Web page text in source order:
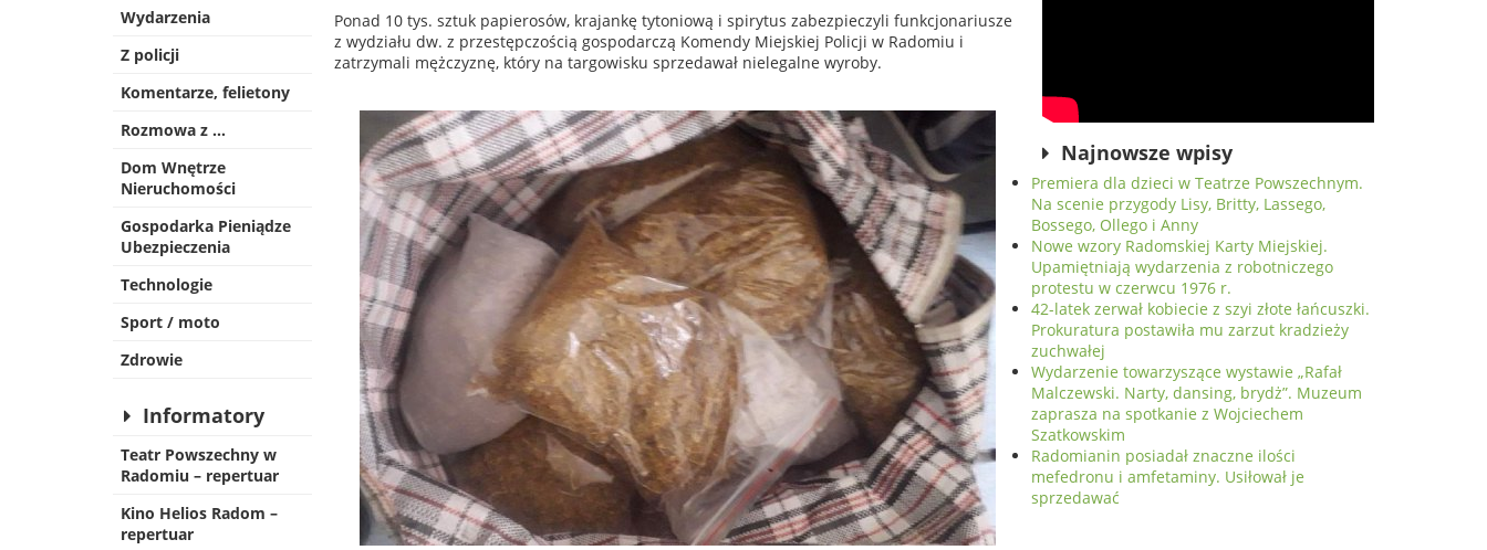
Wydarzenia
Z policji
Komentarze, felietony
Rozmowa z …
Dom Wnętrze
Nieruchomości
Gospodarka Pieniądze
Ubezpieczenia
Technologie
Sport / moto
Zdrowie
Informatory
Teatr Powszechny w
Radomiu – repertuar
Kino Helios Radom –
repertuar
Ponad 10 tys. sztuk papierosów, krajankę tytoniową i spirytus zabezpieczyli funkcjonariusze
z wydziału dw. z przestępczością gospodarczą Komendy Miejskiej Policji w Radomiu i
zatrzymali mężczyznę, który na targowisku sprzedawał nielegalne wyroby.
Najnowsze wpisy
Premiera dla dzieci w Teatrze Powszechnym.
Na scenie przygody Lisy, Britty, Lassego,
Bossego, Ollego i Anny
Nowe wzory Radomskiej Karty Miejskiej.
Upamiętniają wydarzenia z robotniczego
protestu w czerwcu 1976 r.
42-latek zerwał kobiecie z szyi złote łańcuszki.
Prokuratura postawiła mu zarzut kradzieży
zuchwałej
Wydarzenie towarzyszące wystawie „Rafał
Malczewski. Narty, dansing, brydż”. Muzeum
zaprasza na spotkanie z Wojciechem
Szatkowskim
Radomianin posiadał znaczne ilości
mefedronu i amfetaminy. Usiłował je
sprzedawać